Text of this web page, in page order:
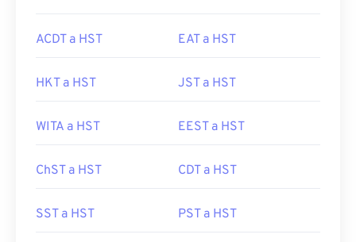
ACDT a HST EAT a HST
HKT a HST JST a HST
WITA a HST EEST a HST
ChST a HST CDT a HST
SST a HST PST a HST